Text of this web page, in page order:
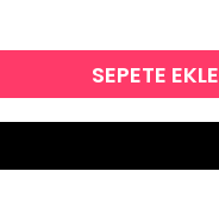
SEPETE EKLE